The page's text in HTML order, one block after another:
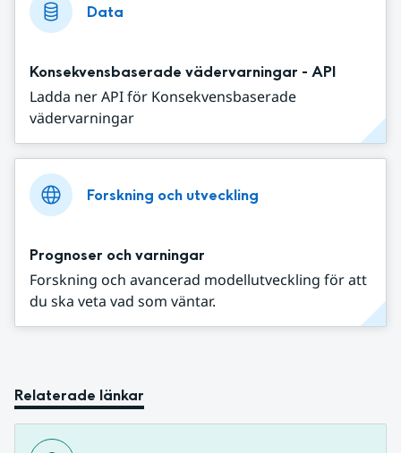
Data
Konsekvensbaserade vädervarningar - API
Ladda ner API för Konsekvensbaserade
vädervarningar
Forskning och utveckling
Prognoser och varningar
Forskning och avancerad modellutveckling för att
du ska veta vad som väntar.
Relaterade länkar